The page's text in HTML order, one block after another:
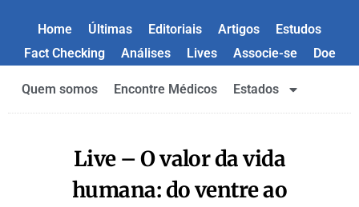
Home Últimas Editoriais Artigos
Estudos
Fact Checking
Análises Lives Associe-se Doe
Quem somos Encontre Médicos Estados
Live – O valor da vida
humana: do ventre ao